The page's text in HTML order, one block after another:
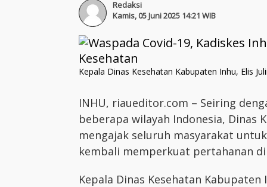
Redaksi
Kamis, 05 Juni 2025 14:21 WIB
Kepala Dinas Kesehatan Kabupaten Inhu, Elis
INHU, riaueditor.com – Seiring
beberapa wilayah Indonesia, Dinas
mengajak seluruh masyarakat
kembali memperkuat pertahanan
Kepala Dinas Kesehatan